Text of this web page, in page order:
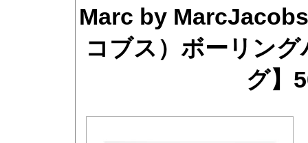
Marc by
コブス）ボーリン
グ】